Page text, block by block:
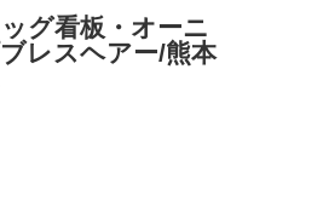
グ看板・オーニ
レスヘアー/熊本